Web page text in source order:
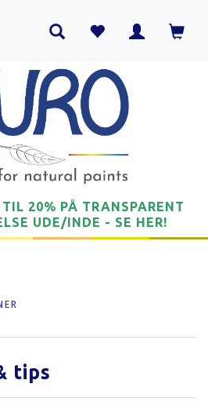
20% PÅ TRANSPARENT
UDE/INDE - SE HER!
tips